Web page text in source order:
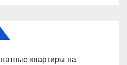
квартиры на